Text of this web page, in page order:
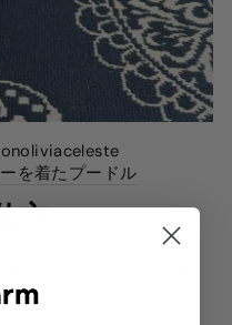
を着たプードル
方
が、適切な世話をすれ
情に満ちた犬になるで